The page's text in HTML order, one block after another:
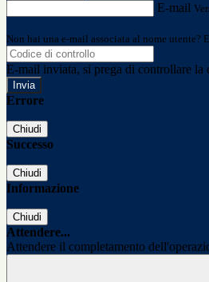
E-mail
Non hai una e-mail associata al nome utente?
E-mail inviata, si prega di controllare la
Errore
Chiudi
Successo
Chiudi
Informazione
Chiudi
Attendere...
Attendere il completamento